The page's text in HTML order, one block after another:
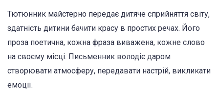
Тютюнник майстерно передає дитяче сприйняття світу,
здатність дитини бачити красу в простих речах. Його
проза поетична, кожна фраза виважена, кожне слово
на своєму місці. Письменник володіє даром
створювати атмосферу, передавати настрій, викликати
емоції.